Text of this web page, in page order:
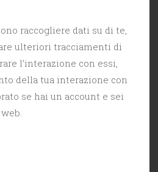
raccogliere dati su di te,
ulteriori tracciamenti di
l’interazione con essi,
della tua interazione con
se hai un account e sei